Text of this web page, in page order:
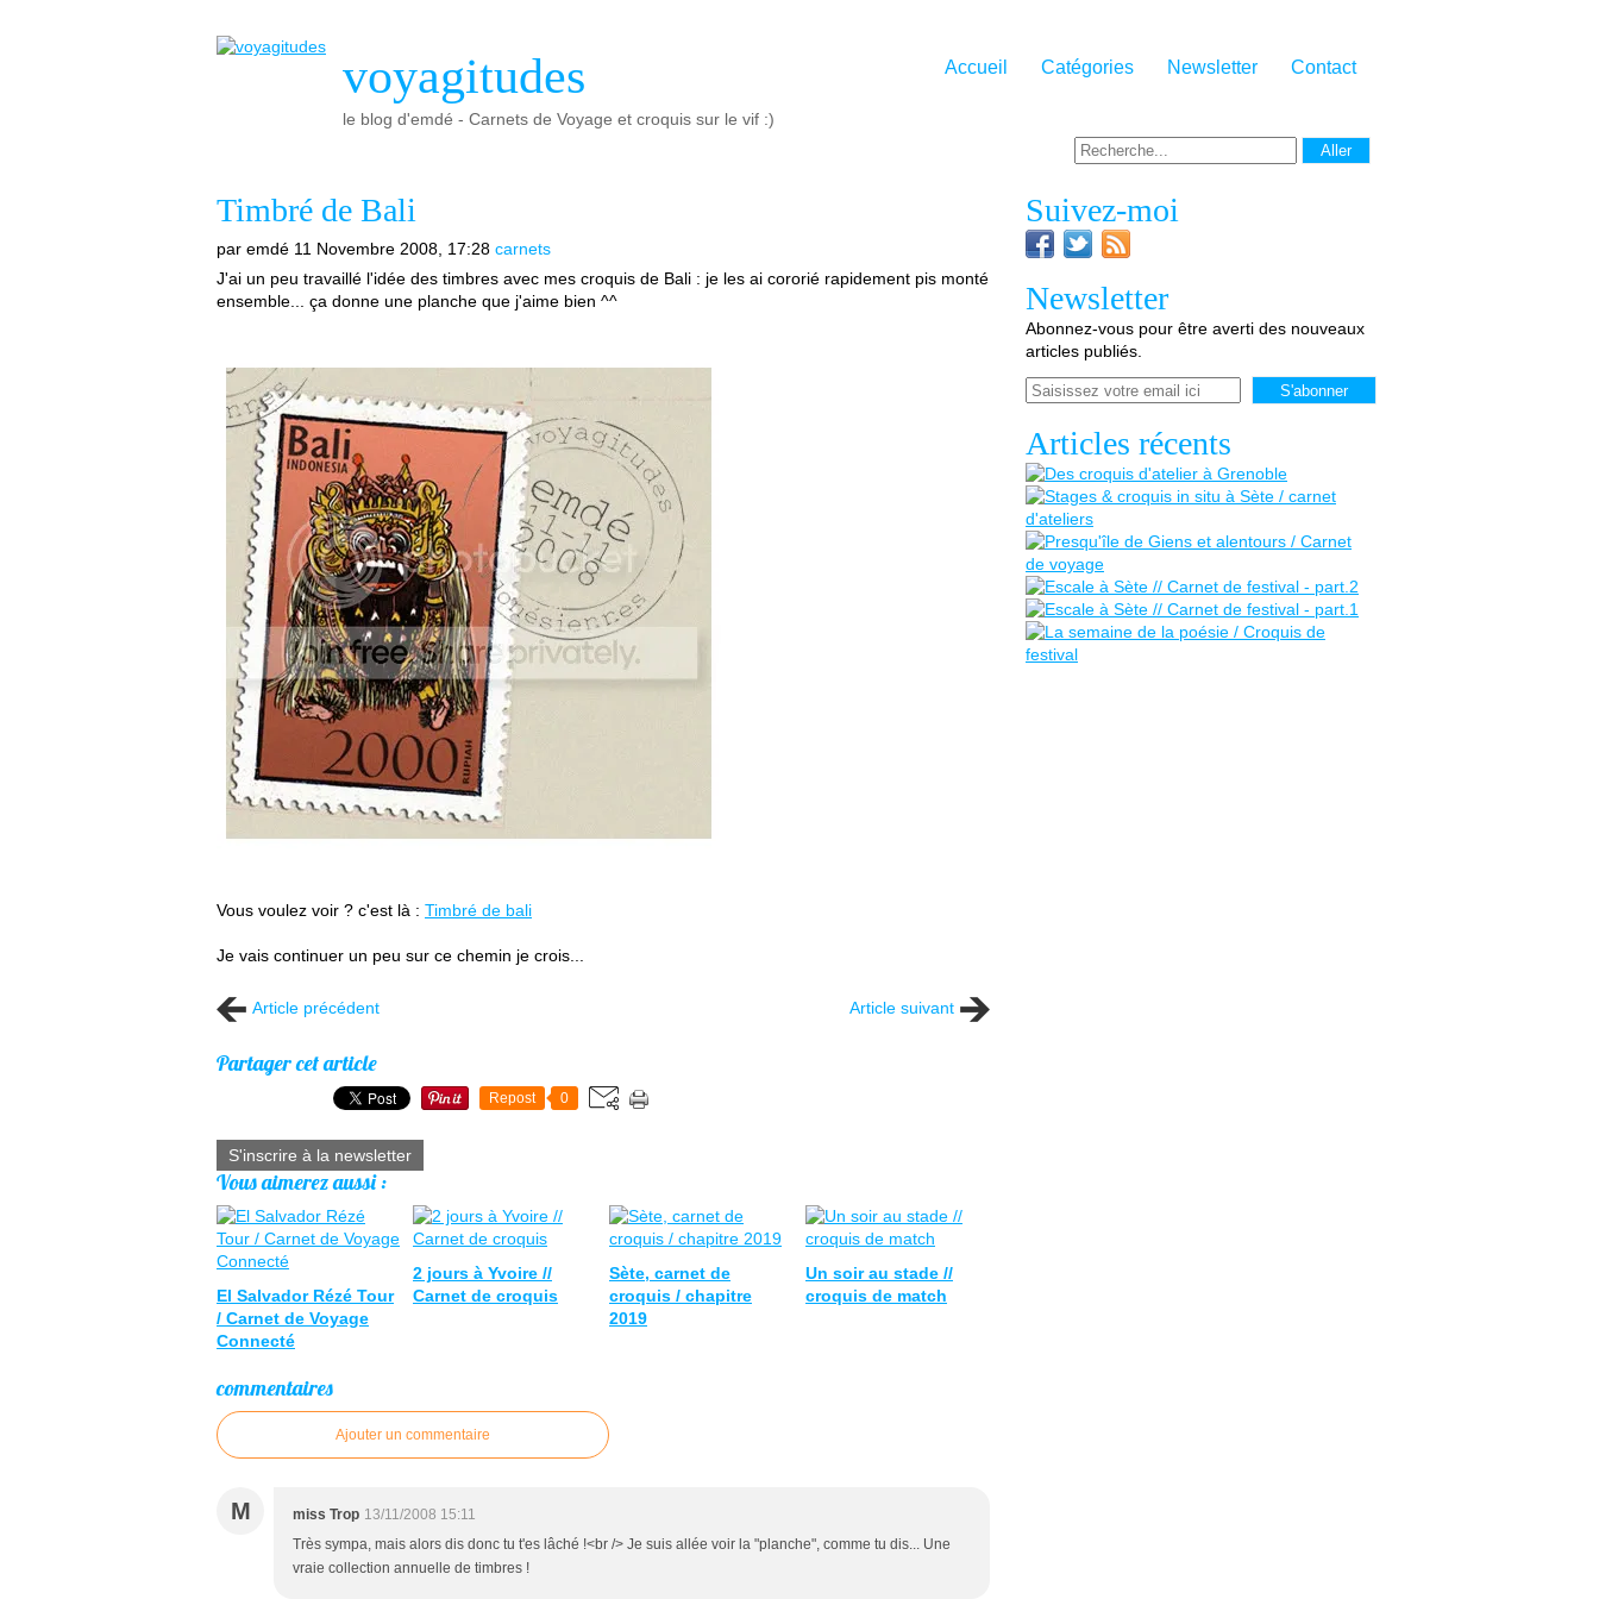
voyagitudes
le blog d'emdé - Carnets de Voyage et croquis sur le vif :)
Accueil Catégories Newsletter Contact
Timbré de Bali
par emdé 11 Novembre 2008, 17:28 carnets
J'ai un peu travaillé l'idée des timbres avec mes croquis de Bali : je les ai cororié rapidement pis monté
ensemble... ça donne une planche que j'aime bien ^^
Vous voulez voir ? c'est là : Timbré de bali
Je vais continuer un peu sur ce chemin je crois...
Article précédent Article suivant
Partager cet article
Repost 0
S'inscrire à la newsletter
Vous aimerez aussi :
El Salvador Rézé Tour
/ Carnet de Voyage
Connecté
2 jours à Yvoire //
Carnet de croquis
Sète, carnet de
croquis / chapitre
2019
Un soir au stade //
croquis de match
commentaires
Ajouter un commentaire
M miss Trop 13/11/2008 15:11
Très sympa, mais alors dis donc tu t'es lâché !<br /> Je suis allée voir la "planche", comme tu dis... Une
vraie collection annuelle de timbres !
Suivez-moi
Newsletter
Abonnez-vous pour être averti des nouveaux
articles publiés.
Email
Articles récents